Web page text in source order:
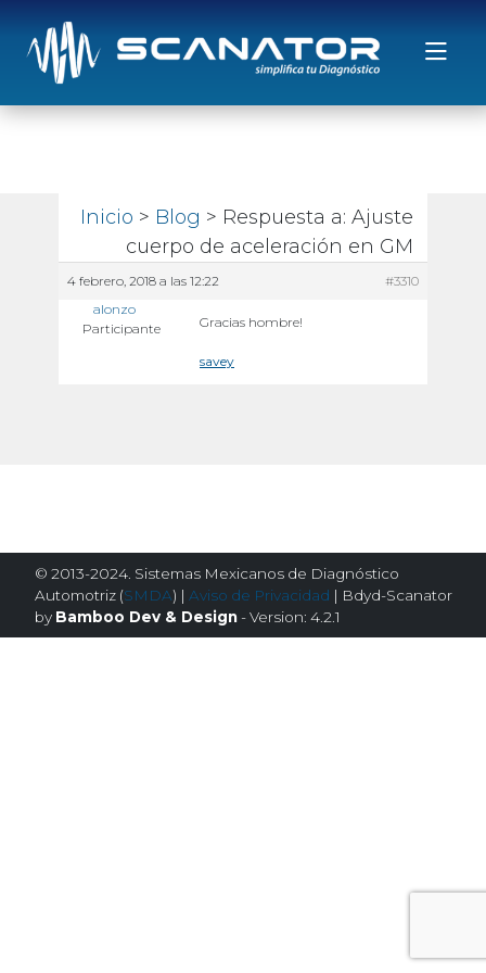
Saltar al contenido
Inicio > Blog > Respuesta a: Ajuste
cuerpo de aceleración en GM
4 febrero, 2018 a las 12:22
#3310
alonzo
Participante
Gracias hombre!
savey
© 2013-2024. Sistemas Mexicanos de Diagnóstico
Automotriz (SMDA) | Aviso de Privacidad | Bdyd-Scanator
by Bamboo Dev & Design- Version: 4.2.1